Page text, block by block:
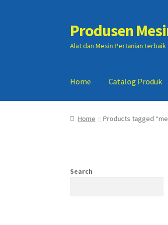
Skip
to
navigation
Skip
to
content
Produsen
Alat dan Mesin Pertanian
Home Catalog Produk
Home Artikel Cart Checkout
Home Products tagged
Search